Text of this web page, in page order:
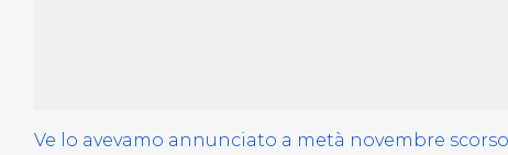
Ve lo avevamo annunciato a metà novembre scorso